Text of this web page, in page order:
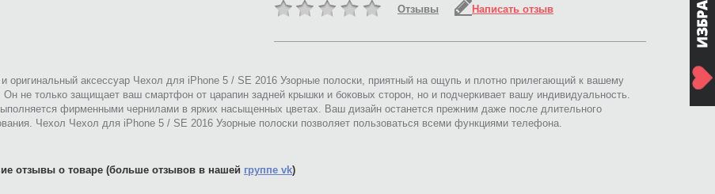
Отзывы Написать отзыв
оригинальный аксессуар Чехол для iPhone 5 / SE 2016 Узорные полоски, приятный на ощупь и плотно прилегающий к вашему
Он не только защищает ваш смартфон от царапин задней крышки и боковых сторон, но и подчеркивает вашу индивидуальность.
фирменными чернилами в ярких насыщенных цветах. Ваш дизайн останется прежним даже после длительного
Чехол Чехол для iPhone 5 / SE 2016 Узорные полоски позволяет пользоваться всеми функциями телефона.
отзывы о товаре (больше отзывов в нашей группе vk)